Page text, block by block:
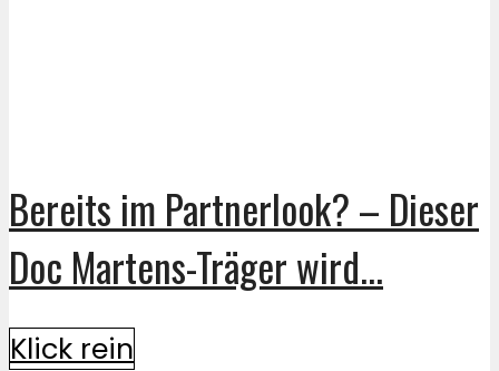
Bereits im Partnerlook? – Dieser
Doc Martens-Träger wird...
Klick rein